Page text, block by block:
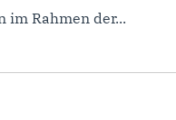
im Rahmen der...